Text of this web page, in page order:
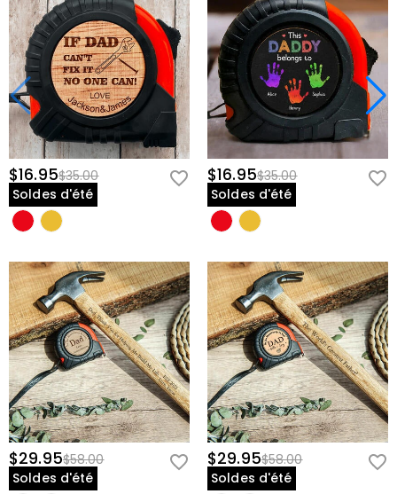
$16.95$35.00
Soldes d'été
$16.95$35.00
Soldes d'été
$29.95$58.00
Soldes d'été
$29.95$58.00
Soldes d'été